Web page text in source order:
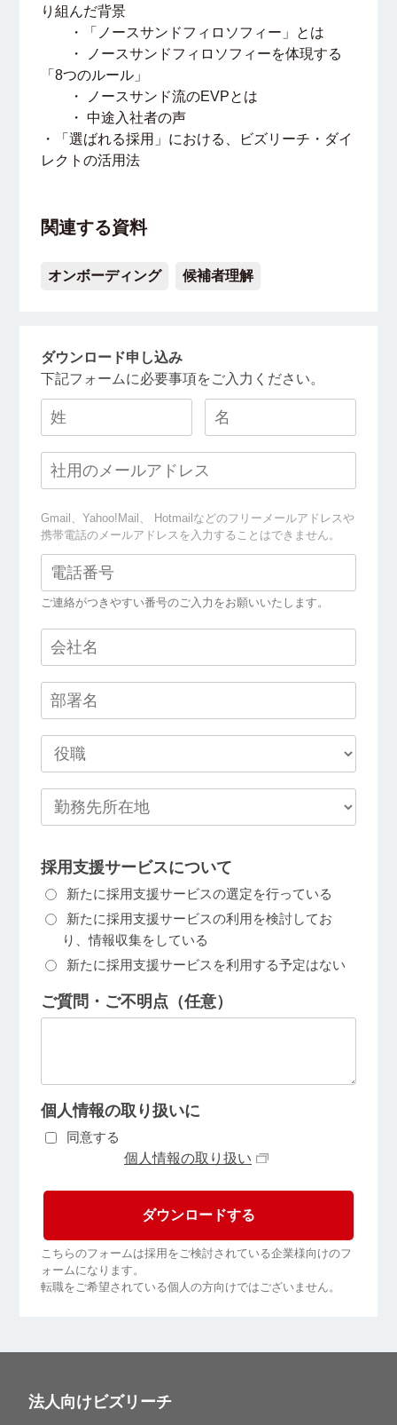
り組んだ背景
・「ノースサンドフィロソフィー」とは
・ ノースサンドフィロソフィーを体現する
「8つのルール」
・ ノースサンド流のEVPとは
・ 中途入社者の声
・「選ばれる採用」における、ビズリーチ・ダイ
レクトの活用法
関連する資料
オンボーディング 候補者理解
ダウンロード申し込み
下記フォームに必要事項をご入力ください。
Gmail、Yahoo!Mail、 Hotmailなどのフリーメールアドレスや
携帯電話のメールアドレスを入力することはできません。
ご連絡がつきやすい番号のご入力をお願いいたします。
採用支援サービスについて
新たに採用支援サービスの選定を行っている
新たに採用支援サービスの利用を検討してお
り、情報収集をしている
新たに採用支援サービスを利用する予定はない
ご質問・ご不明点（任意）
個人情報の取り扱いに
同意する
個人情報の取り扱い
こちらのフォームは採用をご検討されている企業様向けのフ
ォームになります。
転職をご希望されている個人の方向けではございません。
法人向けビズリーチ